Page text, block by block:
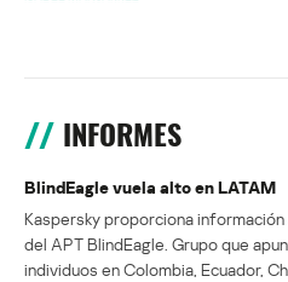
INFORMES
BlindEagle vuela alto en LATAM
Kaspersky proporciona
del APT BlindEagle. Grupo que
individuos en Colombia, Ecuador,